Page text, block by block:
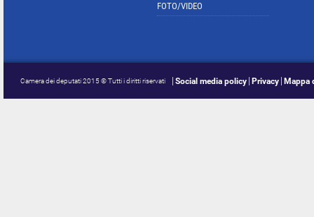
FOTO/VIDEO
Camera dei deputati 2015 © Tutti i diritti riservati Social media policy Privacy Mappa